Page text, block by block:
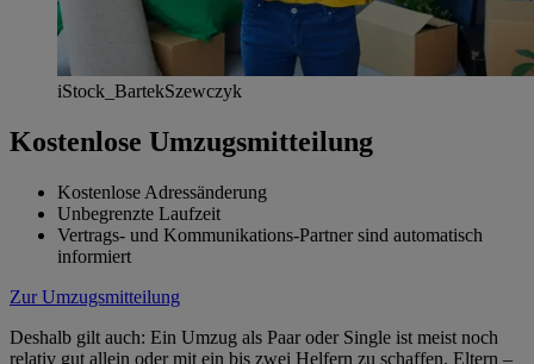
iStock_BartekSzewczyk
Kostenlose Umzugsmitteilung
Kostenlose Adressänderung
Unbegrenzte Laufzeit
Vertrags- und Kommunikations-Partner sind automatisch
informiert
Zur Umzugsmitteilung
Deshalb gilt auch: Ein Umzug als Paar oder Single ist meist noch
relativ gut allein oder mit ein bis zwei Helfern zu schaffen. Eltern –